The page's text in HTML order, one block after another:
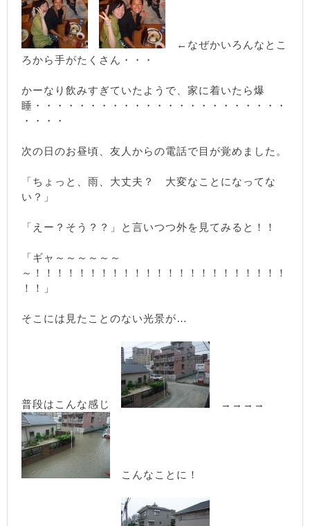
←なぜかいろんなとこ
ろから手がたくさん・・・
かーなり飲みすぎていたようで、家に着いたら爆
睡・・・・・・・・・・・・・・・・・・・・・・・
・・・・
次の日のお昼頃、友人からの電話で目が覚めました。
「ちょっと、雨、大丈夫？ 大変なことになってな
い？」
「えー？そう？？」と言いつつ外を見てみると！！
「ギャ～～～～～～
～！！！！！！！！！！！！！！！！！！！！！！！
！！」
そこには見たことのない光景が…
普段はこんな感じ →→→→
こんなことに！